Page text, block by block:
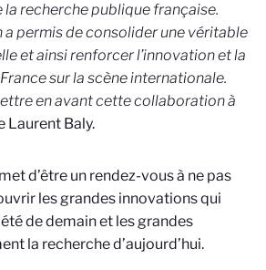
recherche publique française.
permis de consolider une véritable
et ainsi renforcer l’innovation et la
sur la scène internationale.
en avant cette collaboration à
Laurent Baly.
d’être un rendez-vous à ne pas
les grandes innovations qui
de demain et les grandes
la recherche d’aujourd’hui.